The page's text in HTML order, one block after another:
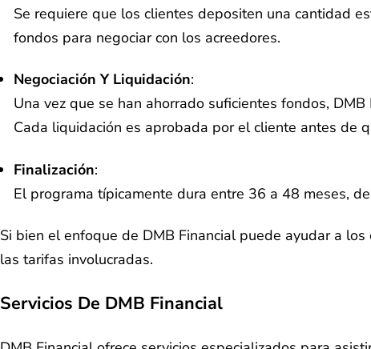
Se requiere que los clientes depositen una cantidad
fondos para negociar con los acreedores.
Negociación Y Liquidación:
Una vez que se han ahorrado suficientes fondos,
Cada liquidación es aprobada por el cliente antes de
Finalización:
El programa típicamente dura entre 36 a 48 meses,
Si bien el enfoque de DMB Financial puede ayudar a
las tarifas involucradas.
Servicios De DMB Financial